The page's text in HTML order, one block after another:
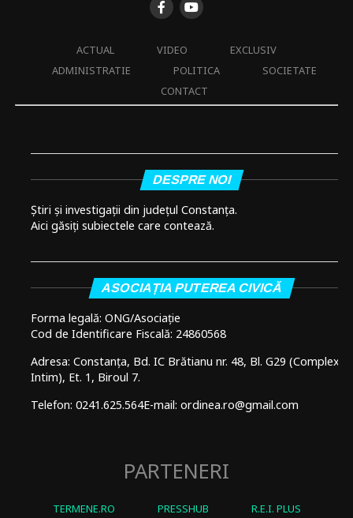
ACTUAL VIDEO
EXCLUSIV
ADMINISTRATIE
POLITICA
SOCIETATE
CONTACT
DESPRE NOI
Știri și investigații din județul Constanța.
Aici găsiți subiectele care contează.
ASOCIAȚIA PUTEREA CIVICĂ
Forma legală: ONG/Asociație
Cod de Identificare Fiscală: 24860568
Adresa: Constanța, Bd. IC Brătianu nr. 48, Bl. G29 (Complex
Intim), Et. 1, Biroul 7.
Telefon: 0241.625.564E-mail: ordinea.ro@gmail.com
PARTENERI
TERMENE.RO PRESSHUB R.E.I. PLUS